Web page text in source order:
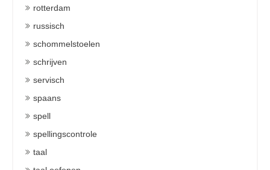
rotterdam
russisch
schommelstoelen
schrijven
servisch
spaans
spell
spellingscontrole
taal